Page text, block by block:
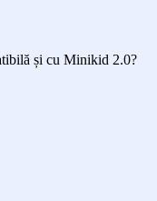
și cu Minikid 2.0?